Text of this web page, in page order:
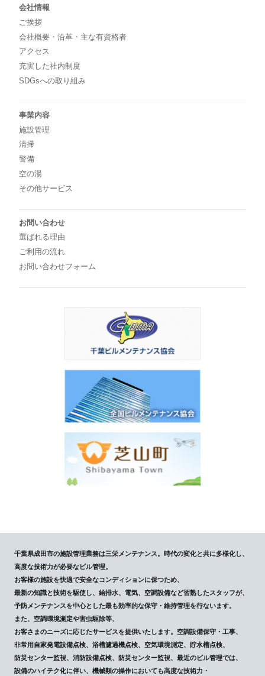
会社情報
ご挨拶
会社概要・沿革・主な有資格者
アクセス
充実した社内制度
SDGsへの取り組み
事業内容
施設管理
清掃
警備
空の湯
その他サービス
お問い合わせ
選ばれる理由
ご利用の流れ
お問い合わせフォーム
千葉県成田市の施設管理業務は三栄メンテナンス。時代の変化と共に多様化し、
高度な技術力が必要なビル管理。
お客様の施設を快適で安全なコンディションに保つため、
最新の知識と技術を駆使し、給排水、電気、空調設備など習熟したスタッフが、
予防メンテナンスを中心とした最も効率的な保守・維持管理を行ないます。
また、空調環境測定や害虫駆除等、
お客さまのニーズに応じたサービスを提供いたします。空調設備保守・工事、
非常用自家発電設備点検、浴槽濾過機点検、空気環境測定、貯水槽点検、
防災センター監視、消防設備点検、防災センター監視、最近のビル管理では、
設備のハイテク化に伴い、機械類の操作においても高度な技術力・